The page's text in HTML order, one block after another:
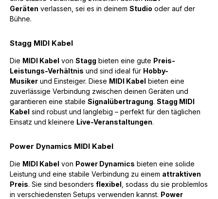
Geräten verlassen, sei es in deinem Studio oder auf der
Bühne.
Stagg MIDI Kabel
Die MIDI Kabel von Stagg bieten eine gute Preis-
Leistungs-Verhältnis und sind ideal für Hobby-
Musiker und Einsteiger. Diese MIDI Kabel bieten eine
zuverlässige Verbindung zwischen deinen Geräten und
garantieren eine stabile Signalübertragung. Stagg MIDI
Kabel sind robust und langlebig – perfekt für den täglichen
Einsatz und kleinere Live-Veranstaltungen.
Power Dynamics MIDI Kabel
Die MIDI Kabel von Power Dynamics bieten eine solide
Leistung und eine stabile Verbindung zu einem attraktiven
Preis. Sie sind besonders flexibel , sodass du sie problemlos
in verschiedensten Setups verwenden kannst. Power